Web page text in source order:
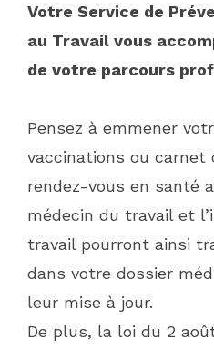
Votre Service de
au Travail vous
de votre parcours
Pensez à emmener
vaccinations ou carnet
rendez-vous en santé
médecin du travail et
travail pourront ainsi
dans votre dossier
leur mise à jour.
De plus, la loi du 2